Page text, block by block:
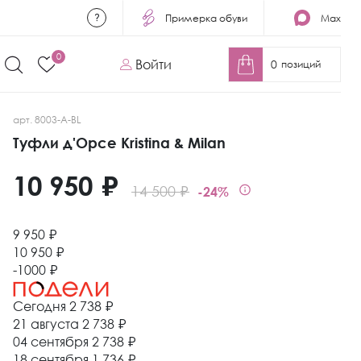
Примерка обуви Max
0
Войти 0 позиций
арт. 8003-A-BL
Туфли д'Орсе Kristina & Milan
14 500 ₽ -24%
10 950 ₽
9 950 ₽
10 950 ₽
-1000 ₽
Сегодня 2 738 ₽
21 августа 2 738 ₽
04 сентября 2 738 ₽